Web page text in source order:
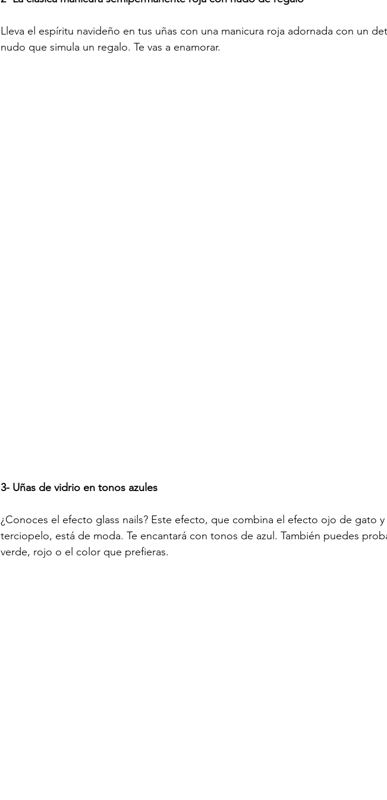
Lleva el espíritu navideño en tus uñas con una manicura roja adornada con un
nudo que simula un regalo. Te vas a enamorar.
3- Uñas de vidrio en tonos azules
¿Conoces el efecto glass nails? Este efecto, que combina el efecto ojo de gato y
terciopelo, está de moda. Te encantará con tonos de azul. También puedes
verde, rojo o el color que prefieras.